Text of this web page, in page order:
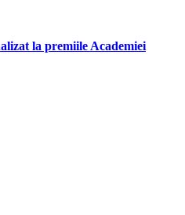
la premiile Academiei